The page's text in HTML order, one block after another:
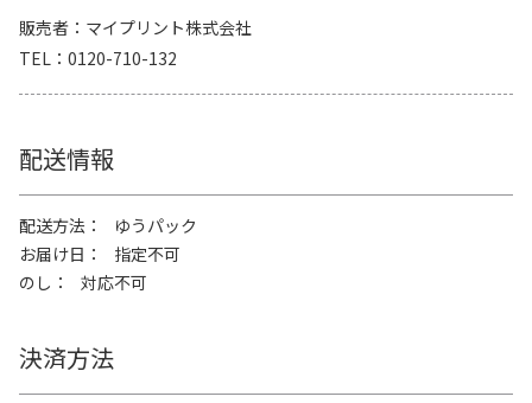
販売者
マイプリント株式会社
TEL
0120-710-132
配送情報
配送方法
ゆうパック
お届け日
指定不可
のし
対応不可
決済方法